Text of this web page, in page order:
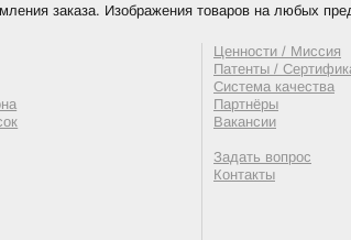
заказа. Изображения товаров на любых
Ценности / Миссия
Патенты /
Система качества
Партнёры
Вакансии
Задать вопрос
Контакты